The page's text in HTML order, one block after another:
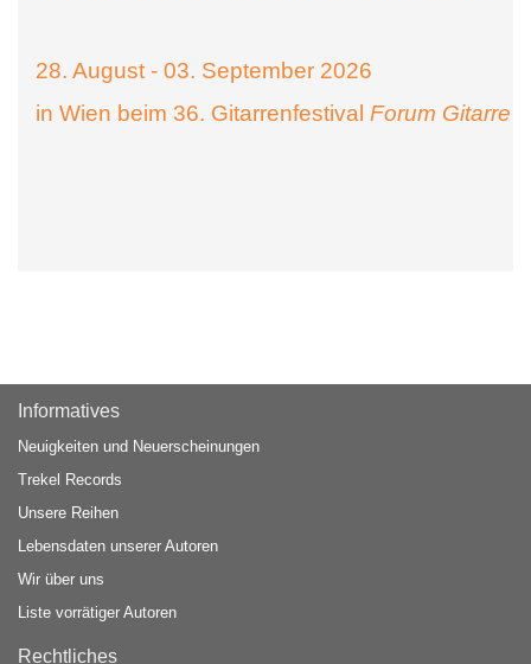
28. August - 03. September 2026
in Wien beim 36. Gitarrenfestival Forum Gitarre
Informatives
Neuigkeiten und Neuerscheinungen
Trekel Records
Unsere Reihen
Lebensdaten unserer Autoren
Wir über uns
Liste vorrätiger Autoren
Rechtliches